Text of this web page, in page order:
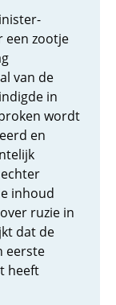
een zootje
van de
in
wordt
en
inhoud
ruzie in
dat de
eerste
heeft